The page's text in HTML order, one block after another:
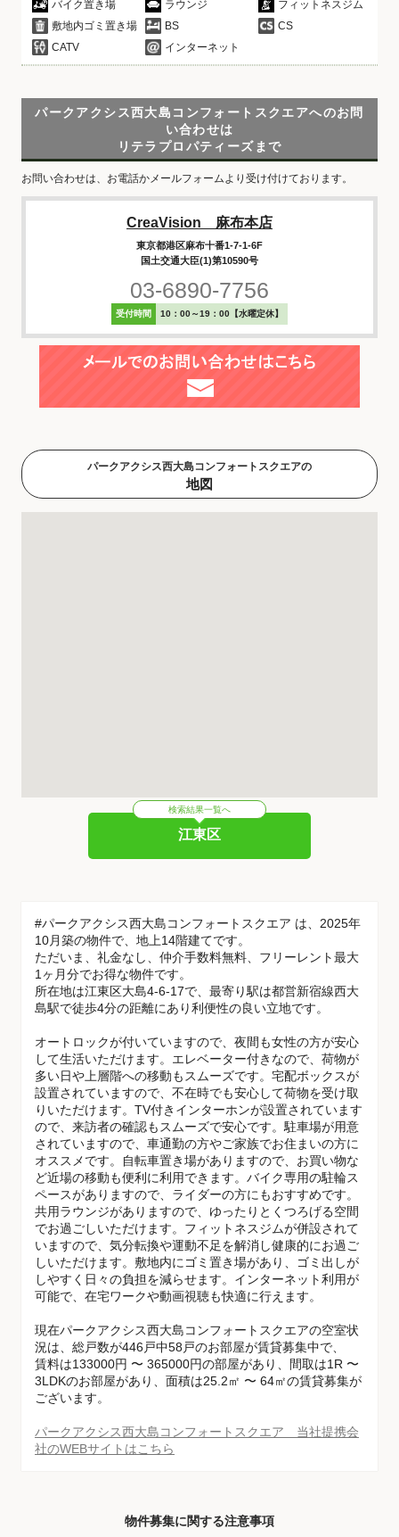
バイク置き場 ラウンジ
フィットネスジム
敷地内ゴミ置き場
BS
CS
CATV
インターネット
パークアクシス西大島コンフォートスクエアへのお問
い合わせは
リテラプロパティーズまで
お問い合わせは、お電話かメールフォームより受け付けております。
CreaVision 麻布本店
東京都港区麻布十番1-7-1-6F
国土交通大臣(1)第10590号
03-6890-7756
受付時間 10：00～19：00【水曜定休】
パークアクシス西大島コンフォートスクエアの
地図
検索結果一覧へ
江東区
#パークアクシス西大島コンフォートスクエア は、2025年
10月築の物件で、地上14階建てです。
ただいま、礼金なし、仲介手数料無料、フリーレント最大
1ヶ月分でお得な物件です。
所在地は江東区大島4-6-17で、最寄り駅は都営新宿線西大
島駅で徒歩4分の距離にあり利便性の良い立地です。
オートロックが付いていますので、夜間も女性の方が安心
して生活いただけます。エレベーター付きなので、荷物が
多い日や上層階への移動もスムーズです。宅配ボックスが
設置されていますので、不在時でも安心して荷物を受け取
りいただけます。TV付きインターホンが設置されています
ので、来訪者の確認もスムーズで安心です。駐車場が用意
されていますので、車通勤の方やご家族でお住まいの方に
オススメです。自転車置き場がありますので、お買い物な
ど近場の移動も便利に利用できます。バイク専用の駐輪ス
ペースがありますので、ライダーの方にもおすすめです。
共用ラウンジがありますので、ゆったりとくつろげる空間
でお過ごしいただけます。フィットネスジムが併設されて
いますので、気分転換や運動不足を解消し健康的にお過ご
しいただけます。敷地内にゴミ置き場があり、ゴミ出しが
しやすく日々の負担を減らせます。インターネット利用が
可能で、在宅ワークや動画視聴も快適に行えます。
現在パークアクシス西大島コンフォートスクエアの空室状
況は、総戸数が446戸中58戸のお部屋が賃貸募集中で、
賃料は133000円 〜 365000円の部屋があり、間取は1R 〜
3LDKのお部屋があり、面積は25.2㎡ 〜 64㎡の賃貸募集が
ございます。
パークアクシス西大島コンフォートスクエア 当社提携会
社のWEBサイトはこちら
物件募集に関する注意事項